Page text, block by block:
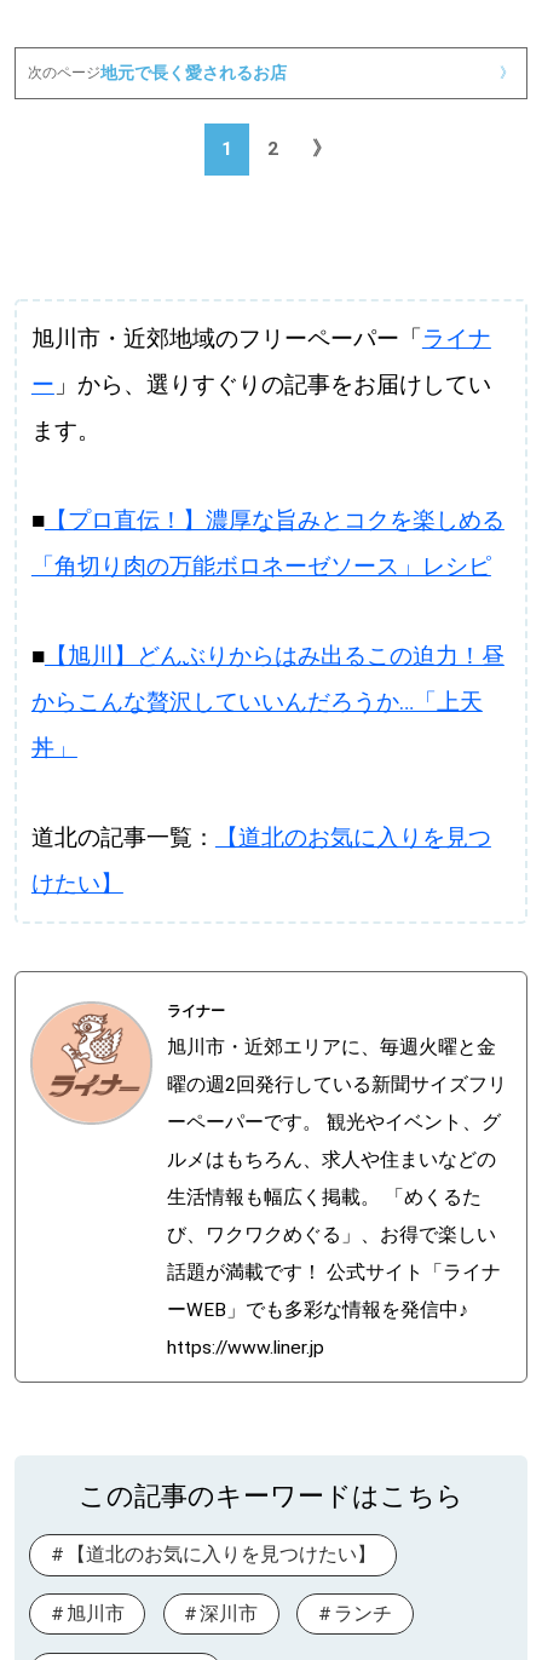
次のページ地元で長く愛されるお店 》
1 2 》
旭川市・近郊地域のフリーペーパー「ライナ
ー 」から、選りすぐりの記事をお届けしてい
ます。
■【プロ直伝！】濃厚な旨みとコクを楽しめる
「角切り肉の万能ボロネーゼソース」レシピ
■【旭川】どんぶりからはみ出るこの迫力！昼
からこんな贅沢していいんだろうか…「上天
丼」
道北の記事一覧：
【道北のお気に入りを見つ
けたい】
ライナー
旭川市・近郊エリアに、毎週火曜と金
曜の週2回発行している新聞サイズフリ
ーペーパーです。 観光やイベント、グ
ルメはもちろん、求人や住まいなどの
生活情報も幅広く掲載。 「めくるた
び、ワクワクめぐる」、お得で楽しい
話題が満載です！ 公式サイト「ライナ
ーWEB」でも多彩な情報を発信中♪
https://www.liner.jp
この記事のキーワードはこちら
【道北のお気に入りを見つけたい】
旭川市 深川市 ランチ